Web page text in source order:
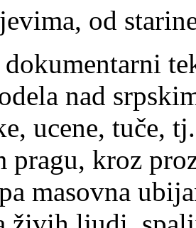
od
nad
ucene, tuče,
pragu, kroz
masovna